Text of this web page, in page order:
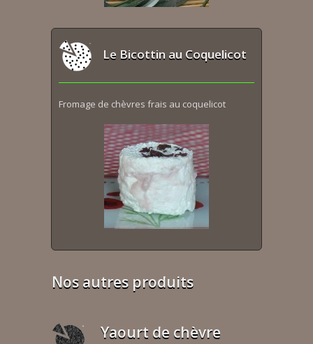
Le Bicottin au Coquelicot
Fromage de chèvres frais au coquelicot
Nos autres produits
Yaourt de chèvre